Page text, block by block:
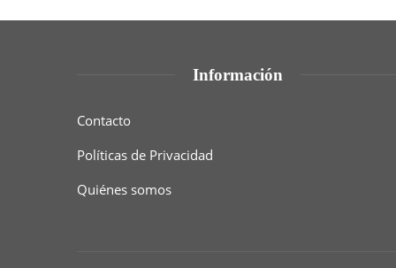
Información
Contacto
Políticas de Privacidad
Quiénes somos